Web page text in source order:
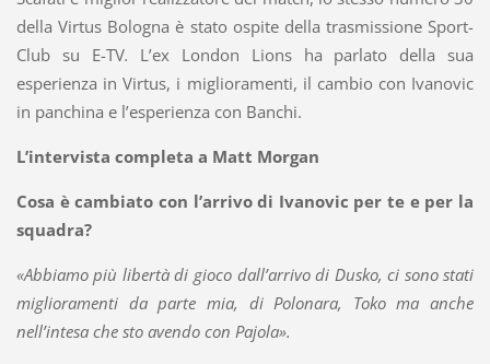
della Virtus Bologna è stato ospite della trasmissione Sport-
Club su E-TV. L’ex London Lions ha parlato della sua
esperienza in Virtus, i miglioramenti, il cambio con Ivanovic
in panchina e l’esperienza con Banchi.
L’intervista completa a Matt Morgan
Cosa è cambiato con l’arrivo di Ivanovic per te e per la
squadra?
«Abbiamo più libertà di gioco dall’arrivo di Dusko, ci sono stati
miglioramenti da parte mia, di Polonara, Toko ma anche
nell’intesa che sto avendo con Pajola».